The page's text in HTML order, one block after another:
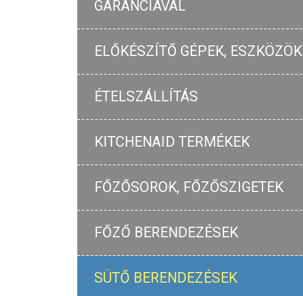
GARANCIÁVAL
ELŐKÉSZÍTŐ GÉPEK, ESZKÖZÖK
ÉTELSZÁLLÍTÁS
KITCHENAID TERMÉKEK
FŐZŐSOROK, FŐZŐSZIGETEK
FŐZŐ BERENDEZÉSEK
SÜTŐ BERENDEZÉSEK